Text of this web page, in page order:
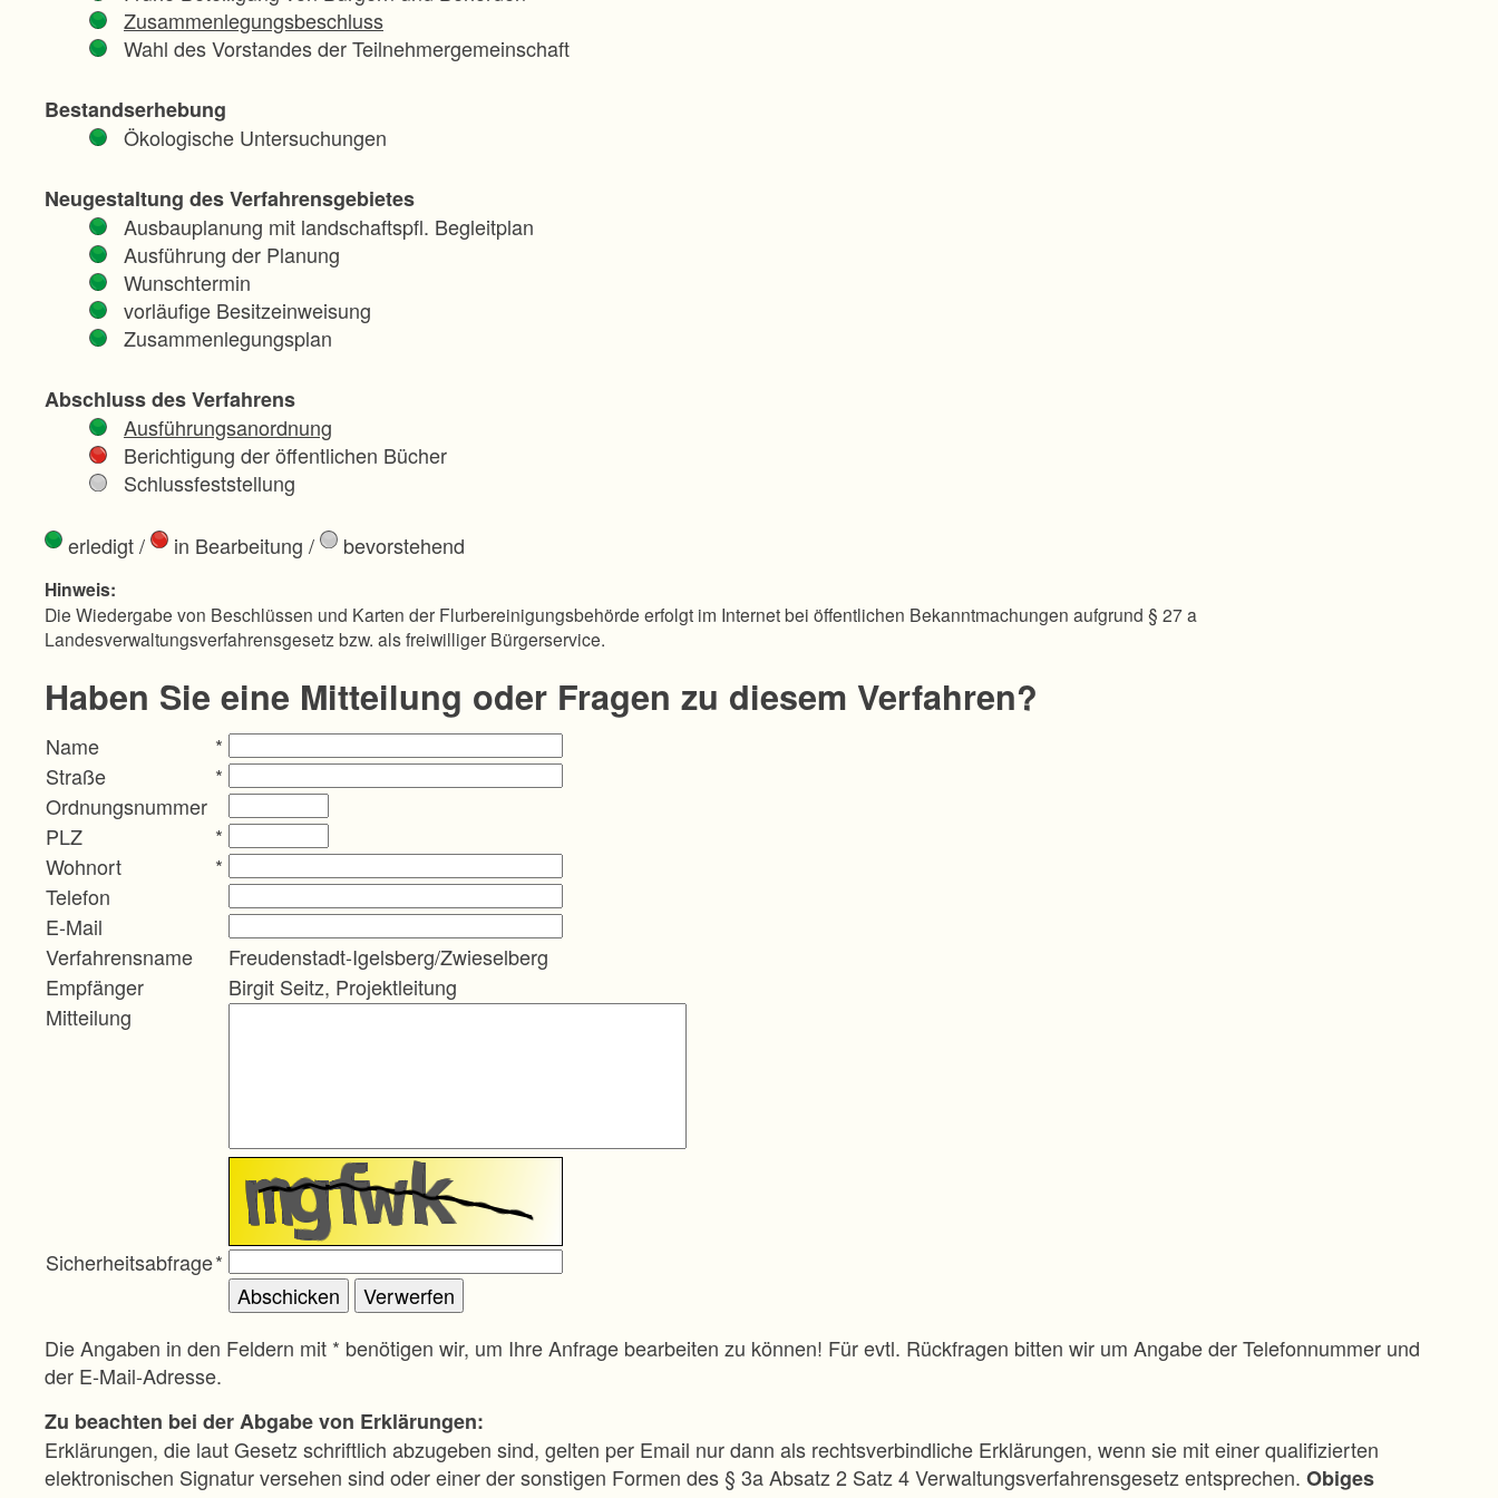
Zusammenlegungsbeschluss
Wahl des Vorstandes der Teilnehmergemeinschaft
Bestandserhebung
Ökologische Untersuchungen
Neugestaltung des Verfahrensgebietes
Ausbauplanung mit landschaftspfl. Begleitplan
Ausführung der Planung
Wunschtermin
vorläufige Besitzeinweisung
Zusammenlegungsplan
Abschluss des Verfahrens
Ausführungsanordnung
Berichtigung der öffentlichen Bücher
Schlussfeststellung
erledigt/ in Bearbeitung / bevorstehend
Hinweis:
Die Wiedergabe von Beschlüssen und Karten der Flurbereinigungsbehörde erfolgt im Internet bei öffentlichen Bekanntmachungen aufgrund § 27 a
Landesverwaltungsverfahrensgesetz bzw. als freiwilliger Bürgerservice.
Haben Sie eine Mitteilung oder Fragen zu diesem Verfahren?
Name
*
Straße
*
Ordnungsnummer
PLZ
*
Wohnort
*
Telefon
E-Mail
Verfahrensname
Freudenstadt-Igelsberg/Zwieselberg
Empfänger
Birgit Seitz, Projektleitung
Mitteilung
Sicherheitsabfrage*
Die Angaben in den Feldern mit * benötigen wir, um Ihre Anfrage bearbeiten zu können! Für evtl. Rückfragen bitten wir um Angabe der Telefonnummer und
der E-Mail-Adresse.
Zu beachten bei der Abgabe von Erklärungen:
Erklärungen, die laut Gesetz schriftlich abzugeben sind, gelten per Email nur dann als rechtsverbindliche Erklärungen, wenn sie mit einer qualifizierten
elektronischen Signatur versehen sind oder einer der sonstigen Formen des § 3a Absatz 2 Satz 4 Verwaltungsverfahrensgesetz entsprechen. Obiges